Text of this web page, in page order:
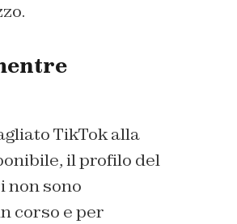
TikTok alla
il profilo del
non sono
corso e per